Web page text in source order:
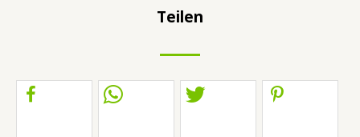
Teilen